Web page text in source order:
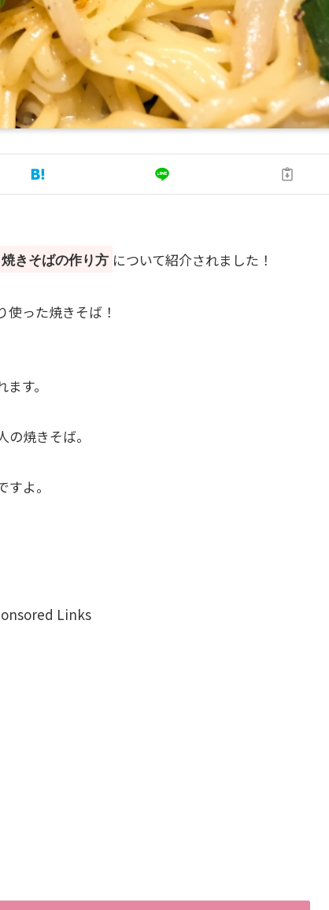
きそばの作り方 について紹介されました！
った焼きそば！
す。
焼きそば。
よ。
Links